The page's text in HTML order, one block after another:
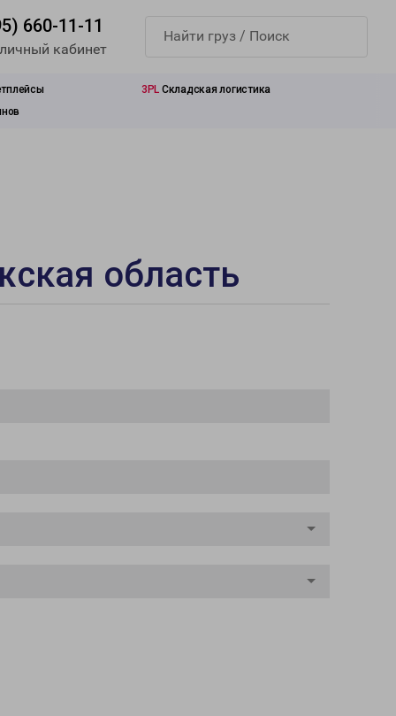
660-11-11
кабинет
3PL Складская логистика
область